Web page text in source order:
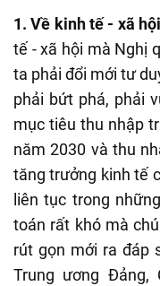
1. Về kinh tế - xã
tế - xã hội mà Nghị
ta phải đổi mới tư
phải bứt phá, phải
mục tiêu thu nhập
năm 2030 và thu
tăng trưởng kinh tế
liên tục trong
toán rất khó mà
rút gọn mới ra đáp
Trung ương Đảng,